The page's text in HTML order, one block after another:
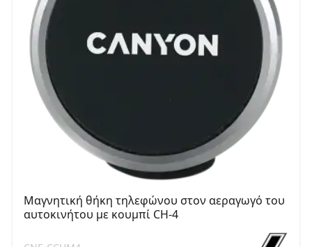
Μαγνητική θήκη τηλεφώνου στον αεραγωγό του
αυτοκινήτου με κουμπί CH-4